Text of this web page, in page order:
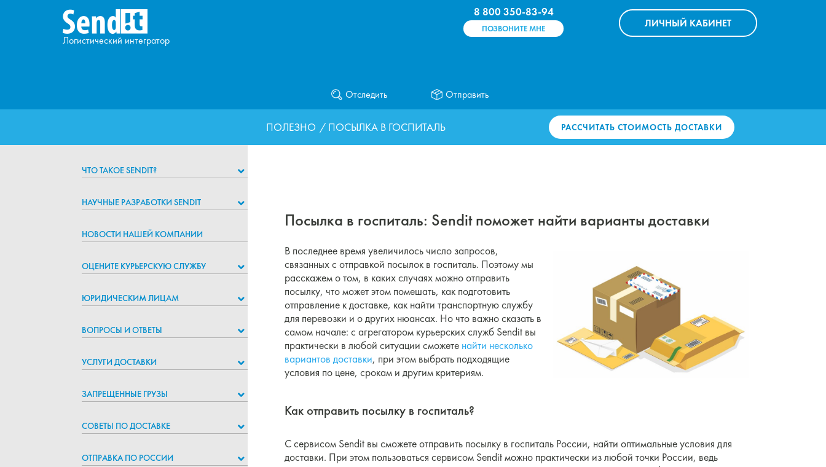
8 800 350-83-94
ПОЗВОНИТЕ МНЕ ЛИЧНЫЙ КАБИНЕТ
Логистический интегратор
Отследить Отправить
ПОЛЕЗНО / ПОСЫЛКА В ГОСПИТАЛЬ РАССЧИТАТЬ СТОИМОСТЬ ДОСТАВКИ
ЧТО ТАКОЕ SENDIT?
НАУЧНЫЕ РАЗРАБОТКИ SENDIT
НОВОСТИ НАШЕЙ КОМПАНИИ
ОЦЕНИТЕ КУРЬЕРСКУЮ СЛУЖБУ
ЮРИДИЧЕСКИМ ЛИЦАМ
ВОПРОСЫ И ОТВЕТЫ
УСЛУГИ ДОСТАВКИ
ЗАПРЕЩЕННЫЕ ГРУЗЫ
СОВЕТЫ ПО ДОСТАВКЕ
ОТПРАВКА ПО РОССИИ
Посылка в госпиталь: Sendit поможет найти варианты доставки
В последнее время увеличилось число запросов,
связанных с отправкой посылок в госпиталь. Поэтому мы
расскажем о том, в каких случаях можно отправить
посылку, что может этом помешать, как подготовить
отправление к доставке, как найти транспортную службу
для перевозки и о других нюансах. Но что важно сказать в
самом начале: c агрегатором курьерских служб Sendit вы
практически в любой ситуации сможете найти несколько
вариантов доставки, при этом выбрать подходящие
условия по цене, срокам и другим критериям.
Как отправить посылку в госпиталь?
С сервисом Sendit вы сможете отправить посылку в госпиталь России, найти оптимальные условия для
доставки. При этом пользоваться сервисом Sendit можно практически из любой точки России, ведь